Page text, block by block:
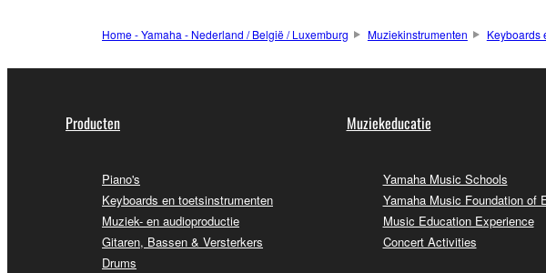
Home - Yamaha - Nederland / België / Luxemburg Muziekinstrumenten Keyboards
Producten
Piano's
Keyboards en toetsinstrumenten
Muziek- en audioproductie
Gitaren, Bassen & Versterkers
Drums
Muziekeducatie
Yamaha Music Schools
Yamaha Music Foundation of
Music Education Experience
Concert Activities